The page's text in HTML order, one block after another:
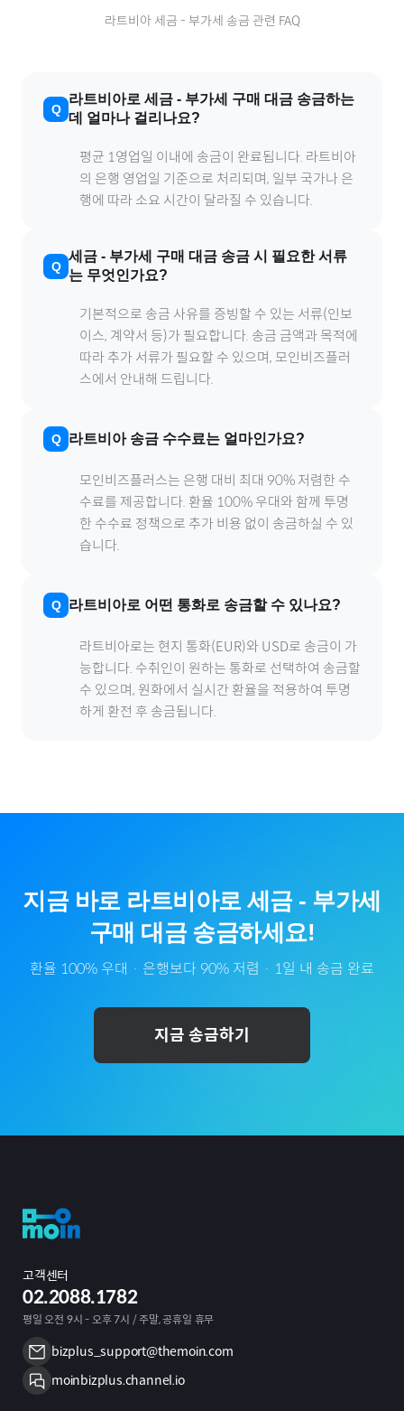
라트비아 세금 - 부가세 송금 관련 FAQ
라트비아로 세금 - 부가세
구매 대금 송금하는
데 얼마나 걸리나요?
평균 1영업일 이내에 송금이 완료됩니다. 라트비아
의 은행 영업일 기준으로 처리되며, 일부 국가나 은
행에 따라 소요 시간이 달라질 수 있습니다.
세금 - 부가세
구매 대금 송금 시 필요한 서류
는 무엇인가요?
기본적으로 송금 사유를 증빙할 수 있는 서류(인보
이스, 계약서 등)가 필요합니다. 송금 금액과 목적에
따라 추가 서류가 필요할 수 있으며, 모인비즈플러
스에서 안내해 드립니다.
라트비아송금 수수료는 얼마인가요?
모인비즈플러스는 은행 대비 최대 90% 저렴한 수
수료를 제공합니다. 환율 100% 우대와 함께 투명
한 수수료 정책으로 추가 비용 없이 송금하실 수 있
습니다.
라트비아로 어떤 통화로 송금할 수 있나요?
라트비아로는 현지 통화(EUR)와 USD로 송금이 가
능합니다. 수취인이 원하는 통화로 선택하여 송금할
수 있으며, 원화에서 실시간 환율을 적용하여 투명
하게 환전 후 송금됩니다.
지금 바로 라트비아로 세금- 부가세
구매 대금 송금하세요!
환율 100% 우대 · 은행보다 90% 저렴 · 1일 내 송금 완료
지금 송금하기
고객센터
02.2088.1782
평일 오전 9시 - 오후 7시 / 주말, 공휴일 휴무
bizplus_support@themoin.com
moinbizplus.channel.io